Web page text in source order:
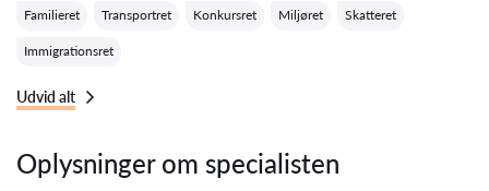
Familieret Transportret Konkursret Miljøret Skatteret
Immigrationsret
Udvid alt
Oplysninger om specialisten